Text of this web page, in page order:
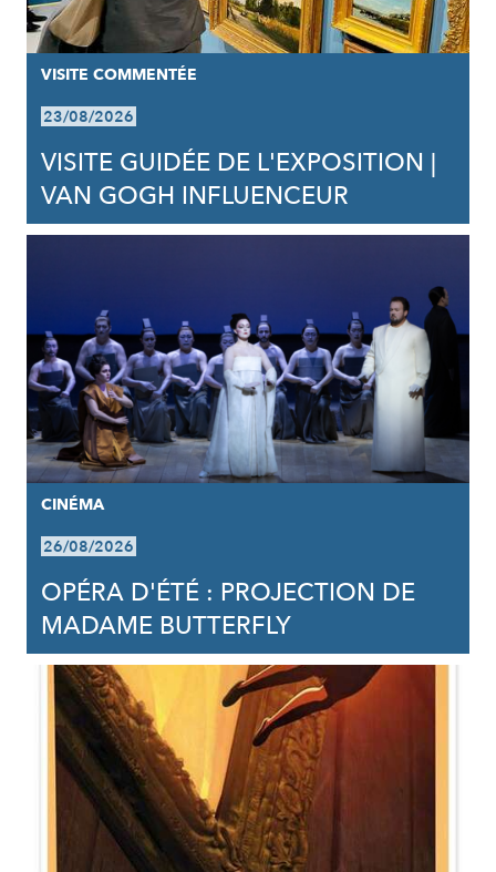
VISITE COMMENTÉE
23/08/2026
VISITE GUIDÉE DE L'EXPOSITION |
VAN GOGH INFLUENCEUR
CINÉMA
26/08/2026
OPÉRA D'ÉTÉ : PROJECTION DE
MADAME BUTTERFLY